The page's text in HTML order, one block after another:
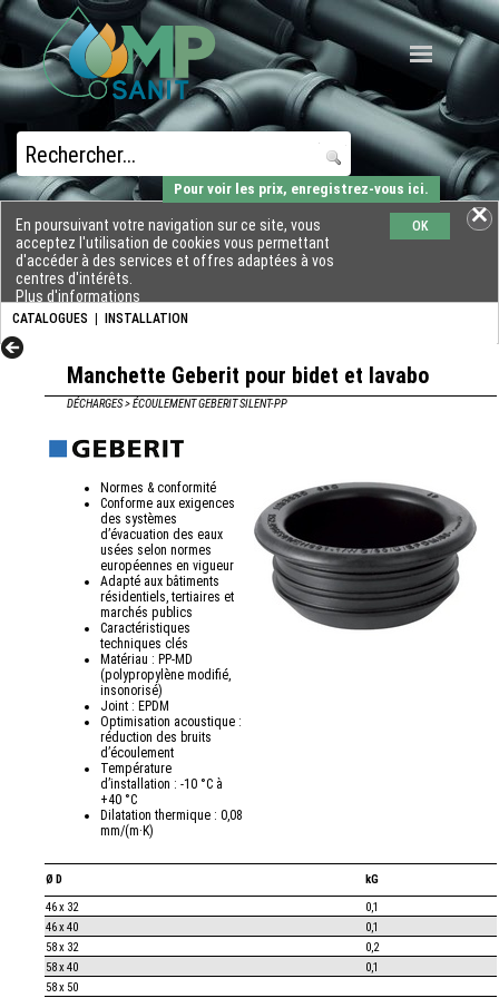
CATALOGUES INSTALLATION
En poursuivant votre navigation sur ce site, vous
acceptez l'utilisation de cookies vous permettant
d'accéder à des services et offres adaptées à vos
centres d'intérêts.
Plus d'informations
OK
Pour voir les prix, enregistrez-vous ici.